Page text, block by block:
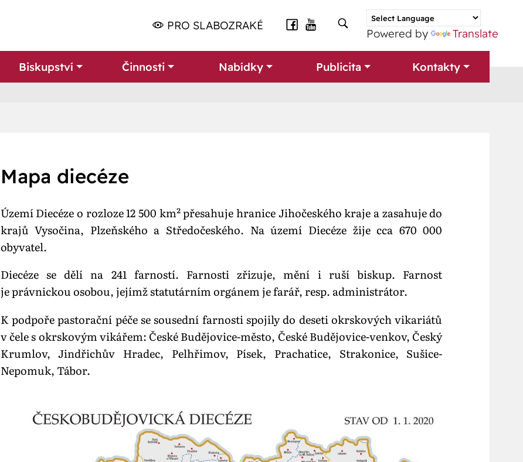
PRO SLABOZRAKÉ
Powered by Translate
Biskupství Činnosti Nabídky Publicita Kontakty
Mapa diecéze
Území Diecéze o rozloze 12 500 km² přesahuje hranice Jihočeského kraje a zasahuje do
krajů Vysočina, Plzeňského a Středočeského. Na území Diecéze žije cca 670 000
obyvatel.
Diecéze se dělí na 241 farností. Farnosti zřizuje, mění i ruší biskup. Farnost
je právnickou osobou, jejímž statutárním orgánem je farář, resp. administrátor.
K podpoře pastorační péče se sousední farnosti spojily do deseti okrskových vikariátů
v čele s okrskovým vikářem: České Budějovice-město, České Budějovice-venkov, Český
Krumlov, Jindřichův Hradec, Pelhřimov, Písek, Prachatice, Strakonice, Sušice-
Nepomuk, Tábor.